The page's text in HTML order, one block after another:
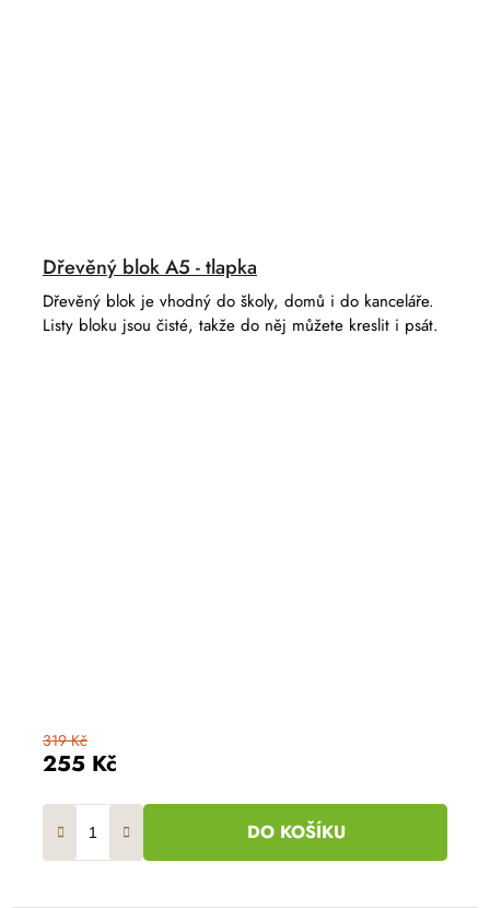
Dřevěný blok A5 - tlapka
255 Kč
319 Kč
DO KOŠÍKU
Dřevěný blok je vhodný do školy, domů i do kanceláře.
Listy bloku jsou čisté, takže do něj můžete kreslit i psát.